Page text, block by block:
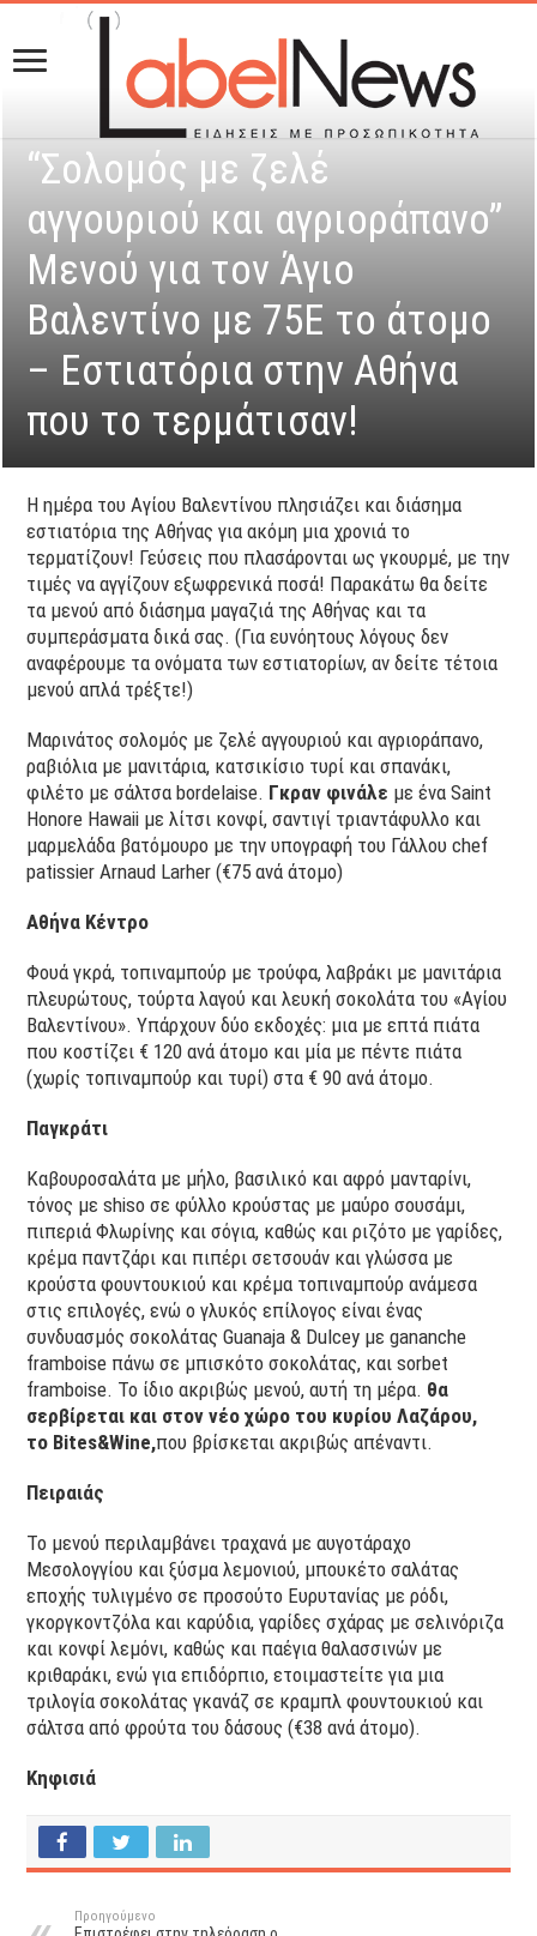
“Σολομός με ζελέ
αγγουριού και αγριοράπανο”
Μενού για τον Άγιο
Βαλεντίνο με 75E το άτομο
– Εστιατόρια στην Αθήνα
που το τερμάτισαν!
Η ημέρα του Αγίου Βαλεντίνου πλησιάζει και διάσημα
εστιατόρια της Αθήνας για ακόμη μια χρονιά το
τερματίζουν! Γεύσεις που πλασάρονται ως γκουρμέ, με την
τιμές να αγγίζουν εξωφρενικά ποσά! Παρακάτω θα δείτε
τα μενού από διάσημα μαγαζιά της Αθήνας και τα
συμπεράσματα δικά σας. (Για ευνόητους λόγους δεν
αναφέρουμε τα ονόματα των εστιατορίων, αν δείτε τέτοια
μενού απλά τρέξτε!)
Μαρινάτος σολομός με ζελέ αγγουριού και αγριοράπανο,
ραβιόλια με μανιτάρια, κατσικίσιο τυρί και σπανάκι,
φιλέτο με σάλτσα bordelaise. Γκραν φινάλε με ένα Saint
Honore Hawaii με λίτσι κονφί, σαντιγί τριαντάφυλλο και
μαρμελάδα βατόμουρο με την υπογραφή του Γάλλου chef
patissier Arnaud Larher (€75 ανά άτομο)
Αθήνα Κέντρο
Φουά γκρά, τοπιναμπούρ με τρούφα, λαβράκι με μανιτάρια
πλευρώτους, τούρτα λαγού και λευκή σοκολάτα του «Αγίου
Βαλεντίνου». Υπάρχουν δύο εκδοχές: μια με επτά πιάτα
που κοστίζει € 120 ανά άτομο και μία με πέντε πιάτα
(χωρίς τοπιναμπούρ και τυρί) στα € 90 ανά άτομο.
Παγκράτι
Καβουροσαλάτα με μήλο, βασιλικό και αφρό μανταρίνι,
τόνος με shiso σε φύλλο κρούστας με μαύρο σουσάμι,
πιπεριά Φλωρίνης και σόγια, καθώς και ριζότο με γαρίδες,
κρέμα παντζάρι και πιπέρι σετσουάν και γλώσσα με
κρούστα φουντουκιού και κρέμα τοπιναμπούρ ανάμεσα
στις επιλογές, ενώ ο γλυκός επίλογος είναι ένας
συνδυασμός σοκολάτας Guanaja & Dulcey με gananche
framboise πάνω σε μπισκότο σοκολάτας, και sorbet
framboise. Το ίδιο ακριβώς μενού, αυτή τη μέρα. θα
σερβίρεται και στον νέο χώρο του κυρίου Λαζάρου,
το Bites&Wine,που βρίσκεται ακριβώς απέναντι.
Πειραιάς
Το μενού περιλαμβάνει τραχανά με αυγοτάραχο
Μεσολογγίου και ξύσμα λεμονιού, μπουκέτο σαλάτας
εποχής τυλιγμένο σε προσούτο Ευρυτανίας με ρόδι,
γκοργκοντζόλα και καρύδια, γαρίδες σχάρας με σελινόριζα
και κονφί λεμόνι, καθώς και παέγια θαλασσινών με
κριθαράκι, ενώ για επιδόρπιο, ετοιμαστείτε για μια
τριλογία σοκολάτας γκανάζ σε κραμπλ φουντουκιού και
σάλτσα από φρούτα του δάσους (€38 ανά άτομο).
Κηφισιά
Προηγούμενο